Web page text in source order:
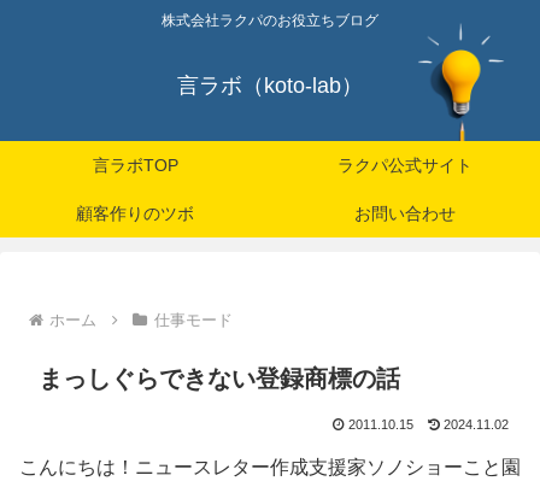
株式会社ラクパのお役立ちブログ
言ラボ（koto-lab）
言ラボTOP ラクパ公式サイト
顧客作りのツボ お問い合わせ
ホーム 仕事モード
まっしぐらできない登録商標の話
2011.10.15 2024.11.02
こんにちは！ニュースレター作成支援家ソノショーこと園